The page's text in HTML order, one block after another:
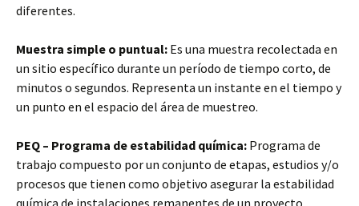
diferentes.
Muestra simple o puntual: Es una muestra recolectada en
un sitio específico durante un período de tiempo corto, de
minutos o segundos. Representa un instante en el tiempo y
un punto en el espacio del área de muestreo.
PEQ – Programa de estabilidad química: Programa de
trabajo compuesto por un conjunto de etapas, estudios y/o
procesos que tienen como objetivo asegurar la estabilidad
química de instalaciones remanentes de un proyecto